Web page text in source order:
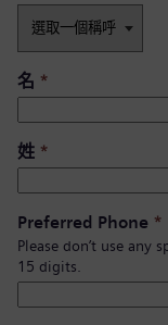
名 *
姓 *
Preferred Phone *
Please don’t use any
15 digits.